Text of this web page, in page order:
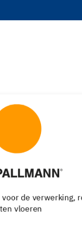
Kunsthars-
functionele en